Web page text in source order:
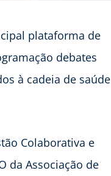
plataforma de
debates
à cadeia de saúde
Colaborativa e
da Associação de